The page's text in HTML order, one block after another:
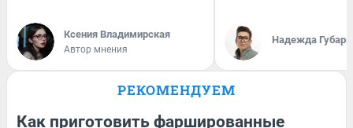
Ксения Владимирская
Автор мнения
Надежда Губарь
РЕКОМЕНДУЕМ
Как приготовить фаршированные